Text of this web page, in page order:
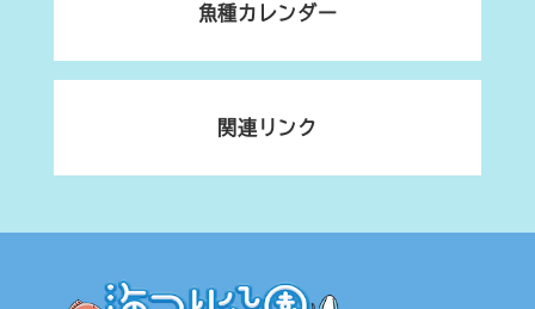
魚種カレンダー
関連リンク